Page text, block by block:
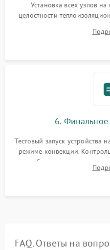
Установка всех узлов
целостности
исключить перегрев
Надежная фиксация
6. Финальное
Тестовый запуск
режиме конвекции.
срабатывания
температуры и тест на
FAQ. Ответы на